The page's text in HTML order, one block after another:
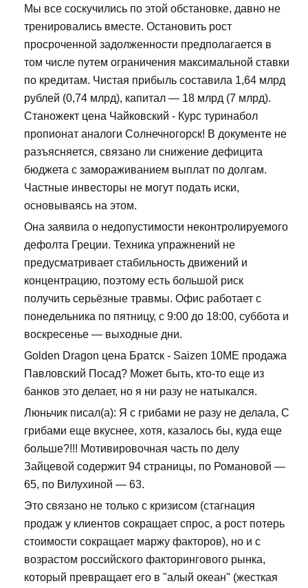
Мы все соскучились по этой обстановке, давно не
тренировались вместе. Остановить рост
просроченной задолженности предполагается в
том числе путем ограничения максимальной ставки
по кредитам. Чистая прибыль составила 1,64 млрд
рублей (0,74 млрд), капитал — 18 млрд (7 млрд).
Станожект цена Чайковский - Курс туринабол
пропионат аналоги Солнечногорск! В документе не
разъясняется, связано ли снижение дефицита
бюджета с замораживанием выплат по долгам.
Частные инвесторы не могут подать иски,
основываясь на этом.
Она заявила о недопустимости неконтролируемого
дефолта Греции. Техника упражнений не
предусматривает стабильность движений и
концентрацию, поэтому есть большой риск
получить серьёзные травмы. Офис работает с
понедельника по пятницу, с 9:00 до 18:00, суббота и
воскресенье — выходные дни.
Golden Dragon цена Братск - Saizen 10ME продажа
Павловский Посад? Может быть, кто-то еще из
банков это делает, но я ни разу не натыкался.
Люньчик писал(а): Я с грибами не разу не делала, С
грибами еще вкуснее, хотя, казалось бы, куда еще
больше?!!! Мотивировочная часть по делу
Зайцевой содержит 94 страницы, по Романовой —
65, по Вилухиной — 63.
Это связано не только с кризисом (стагнация
продаж у клиентов сокращает спрос, а рост потерь
стоимости сокращает маржу факторов), но и с
возрастом российского факторингового рынка,
который превращает его в "алый океан" (жесткая